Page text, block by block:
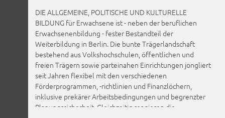
DIE ALLGEMEINE, POLITISCHE UND KULTURELLE
BILDUNG für Erwachsene ist - neben der beruflichen
Erwachsenenbildung - fester Bestandteil der
Weiterbildung in Berlin. Die bunte Trägerlandschaft
bestehend aus Volkshochschulen, öffentlichen und
freien Trägern sowie parteinahen Einrichtungen jongliert
seit Jahren flexibel mit den verschiedenen
Förderprogrammen, -richtlinien und Finanzlöchern,
inklusive prekärer Arbeitsbedingungen und begrenzter
Planungssicherheit. Gleichzeitig reagieren die